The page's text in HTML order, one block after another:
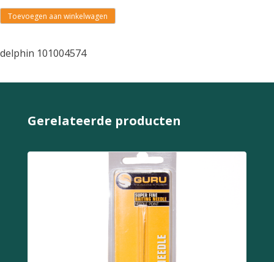
Toevoegen aan winkelwagen
delphin 101004574
Gerelateerde producten